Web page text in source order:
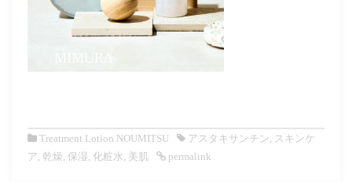
Treatment Lotion NOUMITSU アスタキサンチン, スキンケ
ア, 乾燥, 保湿, 化粧水, 美肌 permalink